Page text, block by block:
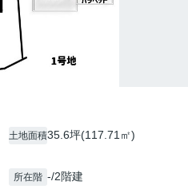
土地面積35.6坪(117.71㎡)
所在階 -/2階建